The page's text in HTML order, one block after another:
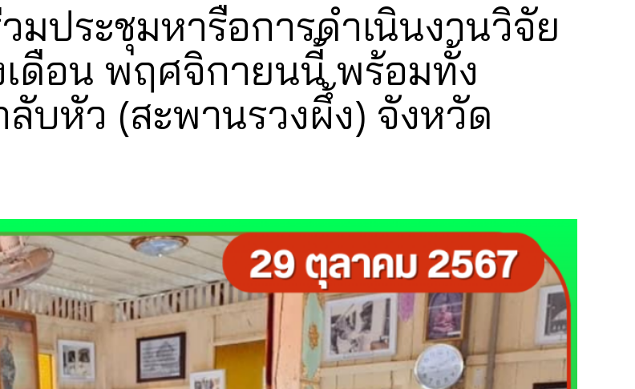
มประชุมหารือการดำเนินงานวิจัย
ดือน พฤศจิกายนนี้ พร้อมทั้ง
บหัว (สะพานรวงผึ้ง) จังหวัด